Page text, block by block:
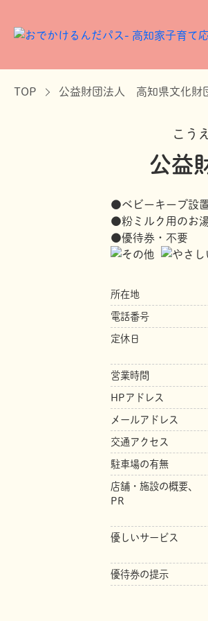
TOP 公益財団法人 高知県文化財
こう
公益
●ベビーキープ設
●粉ミルク用のお
●優待券・不要
所在地
電話番号
定休日
営業時間
HPアドレス
メールアドレス
交通アクセス
駐車場の有無
店舗・施設の概要、
PR
優しいサービス
優待券の提示